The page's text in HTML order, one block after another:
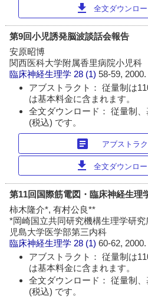
download 全文ダウンロ
第9回小児誘発脳波談話会報告
安原昭博
関西医科大学附属香里病院小児科
臨床神経生理学 28 (1)58-59, 2000.
アブストラクト： 従量制は
は基本料金に含まれます。
全文ダウンロード： 従量制
(税込) です。
article アブストラ
download 全文ダウンロ
第11回国際筋電図・臨床神経生理
柿木隆介*, 有村公良**
*岡崎国立共同研究機構生理学研
児島大学医学部第三内科
臨床神経生理学 28 (1)60-62, 2000.
アブストラクト： 従量制は
は基本料金に含まれます。
全文ダウンロード： 従量制
(税込) です。